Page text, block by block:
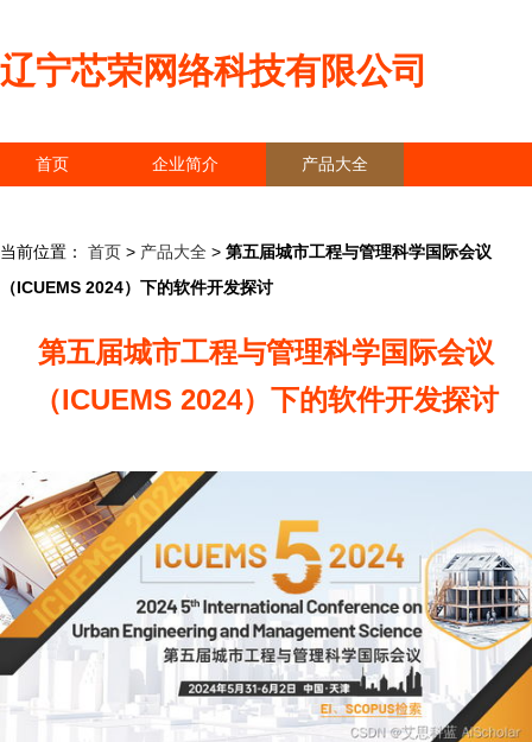
辽宁芯荣网络科技有限公司
首页 企业简介 产品大全
当前位置： 首页 > 产品大全 > 第五届城市工程与管理科学国际会议
（ICUEMS 2024）下的软件开发探讨
第五届城市工程与管理科学国际会议
（ICUEMS 2024）下的软件开发探讨